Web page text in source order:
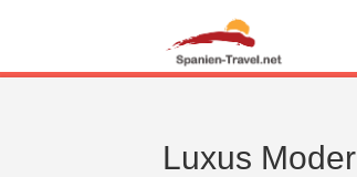
Luxus